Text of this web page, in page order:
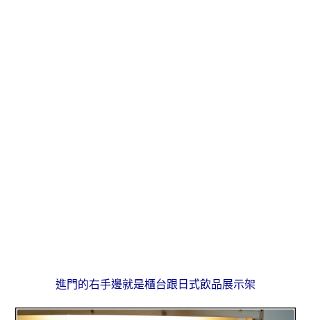
進門的右手邊就是櫃台跟日式飲品展示架